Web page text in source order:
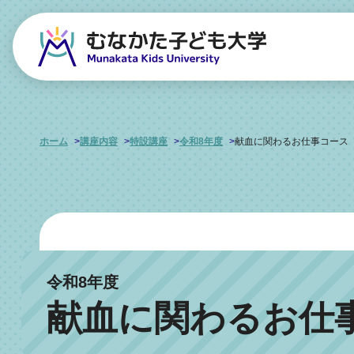
ホーム 講座内容 特設講座 令和8年度 献血に関わるお仕事コース
令和8年度
献血に関わるお仕